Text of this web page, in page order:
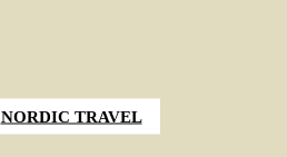
NORDIC TRAVEL